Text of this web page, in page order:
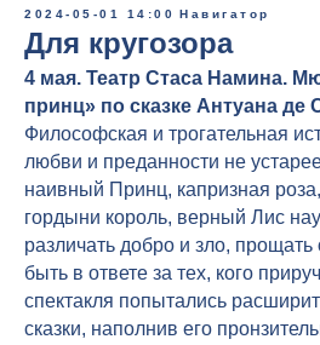
2024-05-01 14:00 Навигатор
Для кругозора
4 мая. Театр Стаса Намина.
принц» по сказке Антуана де
Философская и трогательная
любви и преданности не
наивный Принц, капризная
гордыни король, верный Лис
различать добро и зло,
быть в ответе за тех, кого
спектакля попытались
сказки, наполнив его